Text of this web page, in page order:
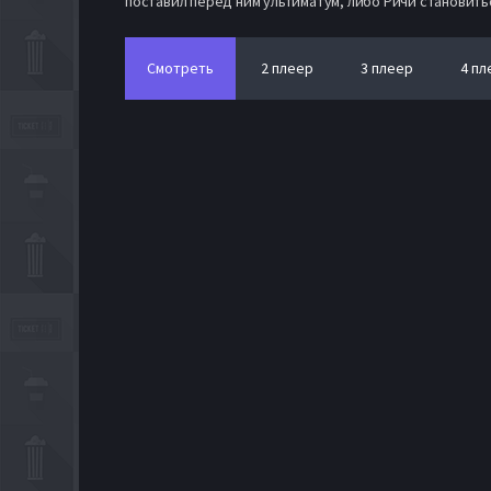
Смотреть 2 плеер 3 плеер 4